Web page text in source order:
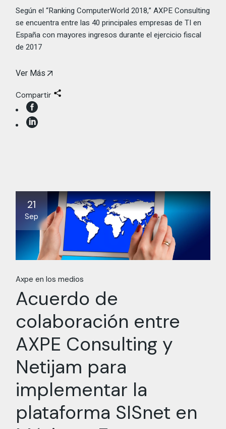
Según el “Ranking ComputerWorld 2018,” AXPE Consulting
se encuentra entre las 40 principales empresas de TI en
España con mayores ingresos durante el ejercicio fiscal
de 2017
Ver Más
Compartir
21
Sep
Axpe en los medios
Acuerdo de
colaboración entre
AXPE Consulting y
Netijam para
implementar la
plataforma SISnet en